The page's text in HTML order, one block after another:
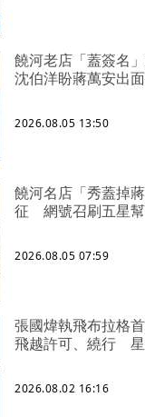
饒河老店「蓋簽名
沈伯洋盼蔣萬安出
2026.08.05 13:50
饒河名店「秀蓋掉
征 網號召刷五星幫
2026.08.05 07:59
張國煒執飛布拉格
飛越許可、繞行 星
2026.08.02 16:16